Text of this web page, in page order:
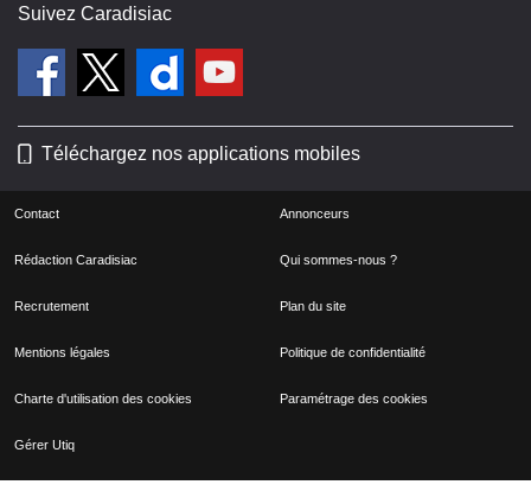
Suivez Caradisiac
Téléchargez nos applications mobiles
Contact Annonceurs
Rédaction Caradisiac Qui sommes-nous ?
Recrutement Plan du site
Mentions légales Politique de confidentialité
Charte d'utilisation des cookies Paramétrage des cookies
Gérer Utiq